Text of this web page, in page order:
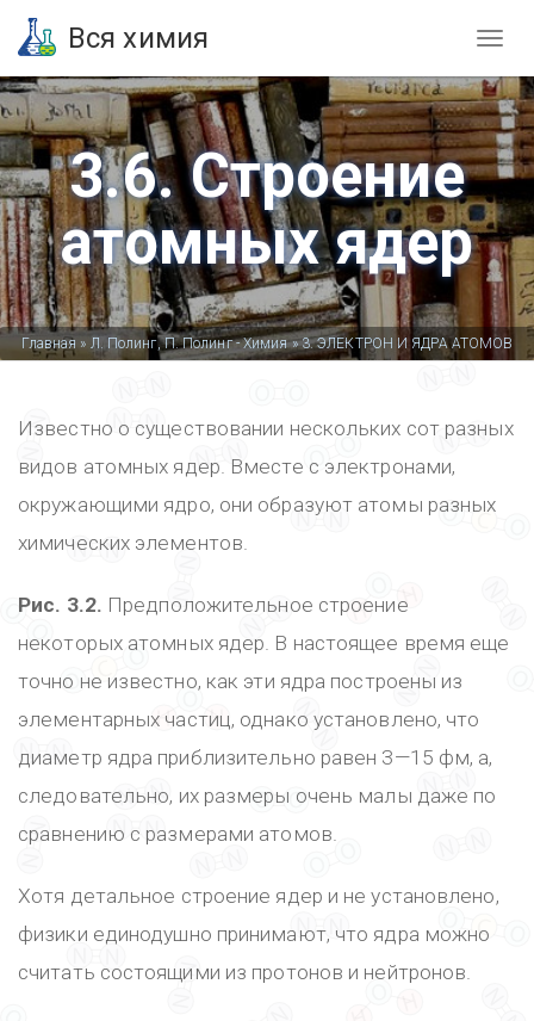
Вся химия
3.6. Строение
атомных ядер
ВыГлавная » Л. Полинг, П. Полинг - Химия » 3. ЭЛЕКТРОН И ЯДРА АТОМОВ
Известно о существовании нескольких сот разных
видов атомных ядер. Вместе с электронами,
окружающими ядро, они образуют атомы разных
химических элементов.
Рис. 3.2. Предположительное строение
некоторых атомных ядер. В настоящее время еще
точно не известно, как эти ядра построены из
элементарных частиц, однако установлено, что
диаметр ядра приблизительно равен 3—15 фм, а,
следовательно, их размеры очень малы даже по
сравнению с размерами атомов.
Хотя детальное строение ядер и не установлено,
физики единодушно принимают, что ядра можно
считать состоящими из протонов и нейтронов.